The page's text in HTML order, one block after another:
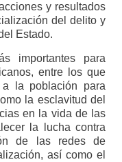
y resultados
del delito y
Estado.
importantes para
entre los que
la población para
la esclavitud del
en la vida de las
la lucha contra
de las redes de
así como el